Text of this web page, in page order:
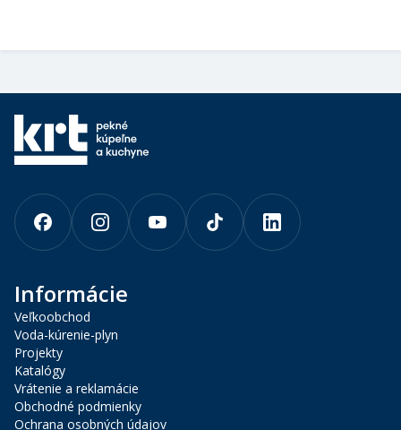
Informácie
Veľkoobchod
Voda-kúrenie-plyn
Projekty
Katalógy
Vrátenie a reklamácie
Obchodné podmienky
Ochrana osobných údajov